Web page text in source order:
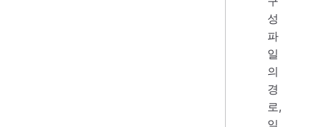
성
파
일
의
경
로,